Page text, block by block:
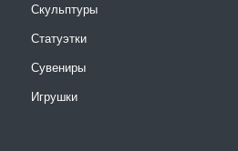
Скульптуры
Статуэтки
Сувениры
Игрушки